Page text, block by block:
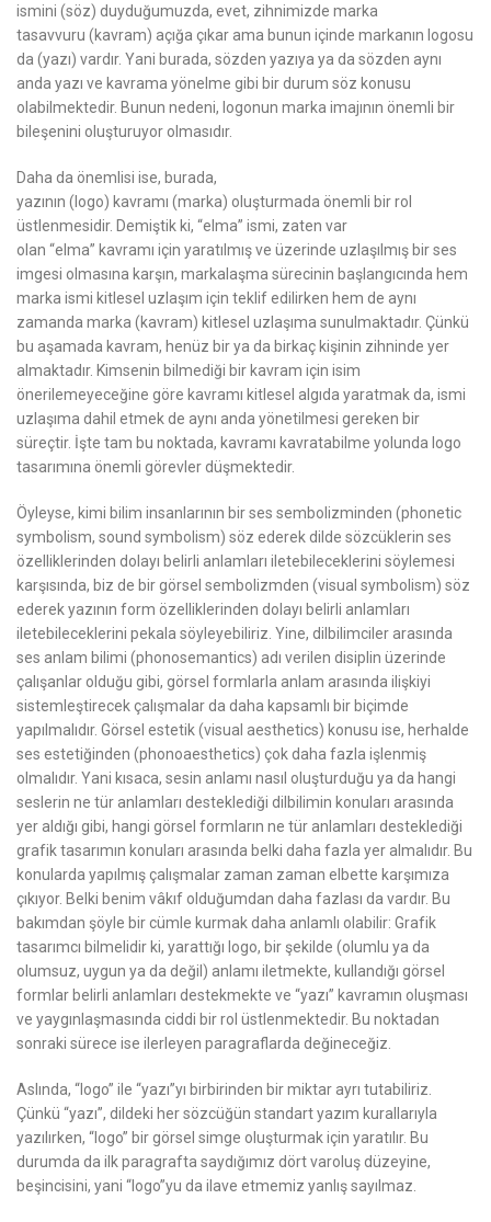
ismini (söz) duyduğumuzda, evet, zihnimizde marka
tasavvuru (kavram) açığa çıkar ama bunun içinde markanın logosu
da (yazı) vardır. Yani burada, sözden yazıya ya da sözden aynı
anda yazı ve kavrama yönelme gibi bir durum söz konusu
olabilmektedir. Bunun nedeni, logonun marka imajının önemli bir
bileşenini oluşturuyor olmasıdır.
Daha da önemlisi ise, burada,
yazının (logo) kavramı (marka) oluşturmada önemli bir rol
üstlenmesidir. Demiştik ki, “elma” ismi, zaten var
olan “elma” kavramı için yaratılmış ve üzerinde uzlaşılmış bir ses
imgesi olmasına karşın, markalaşma sürecinin başlangıcında hem
marka ismi kitlesel uzlaşım için teklif edilirken hem de aynı
zamanda marka (kavram) kitlesel uzlaşıma sunulmaktadır. Çünkü
bu aşamada kavram, henüz bir ya da birkaç kişinin zihninde yer
almaktadır. Kimsenin bilmediği bir kavram için isim
önerilemeyeceğine göre kavramı kitlesel algıda yaratmak da, ismi
uzlaşıma dahil etmek de aynı anda yönetilmesi gereken bir
süreçtir. İşte tam bu noktada, kavramı kavratabilme yolunda logo
tasarımına önemli görevler düşmektedir.
Öyleyse, kimi bilim insanlarının bir ses sembolizminden (phonetic
symbolism, sound symbolism) söz ederek dilde sözcüklerin ses
özelliklerinden dolayı belirli anlamları iletebileceklerini söylemesi
karşısında, biz de bir görsel sembolizmden (visual symbolism) söz
ederek yazının form özelliklerinden dolayı belirli anlamları
iletebileceklerini pekala söyleyebiliriz. Yine, dilbilimciler arasında
ses anlam bilimi (phonosemantics) adı verilen disiplin üzerinde
çalışanlar olduğu gibi, görsel formlarla anlam arasında ilişkiyi
sistemleştirecek çalışmalar da daha kapsamlı bir biçimde
yapılmalıdır. Görsel estetik(visual aesthetics) konusu ise, herhalde
ses estetiğinden (phonoaesthetics) çok daha fazla işlenmiş
olmalıdır. Yani kısaca, sesin anlamı nasıl oluşturduğu ya da hangi
seslerin ne tür anlamları desteklediği dilbilimin konuları arasında
yer aldığı gibi, hangi görsel formların ne tür anlamları desteklediği
grafik tasarımın konuları arasında belki daha fazla yer almalıdır. Bu
konularda yapılmış çalışmalar zaman zaman elbette karşımıza
çıkıyor. Belki benim vâkıf olduğumdan daha fazlası da vardır. Bu
bakımdan şöyle bir cümle kurmak daha anlamlı olabilir: Grafik
tasarımcı bilmelidir ki, yarattığı logo, bir şekilde (olumlu ya da
olumsuz, uygun ya da değil) anlamı iletmekte, kullandığı görsel
formlar belirli anlamları destekmekte ve “yazı” kavramın oluşması
ve yaygınlaşmasında ciddi bir rol üstlenmektedir. Bu noktadan
sonraki sürece ise ilerleyen paragraflarda değineceğiz.
Aslında, “logo” ile “yazı”yı birbirinden bir miktar ayrı tutabiliriz.
Çünkü “yazı”, dildeki her sözcüğün standart yazım kurallarıyla
yazılırken, “logo” bir görsel simge oluşturmak için yaratılır. Bu
durumda da ilk paragrafta saydığımız dört varoluş düzeyine,
beşincisini, yani “logo”yu da ilave etmemiz yanlış sayılmaz.